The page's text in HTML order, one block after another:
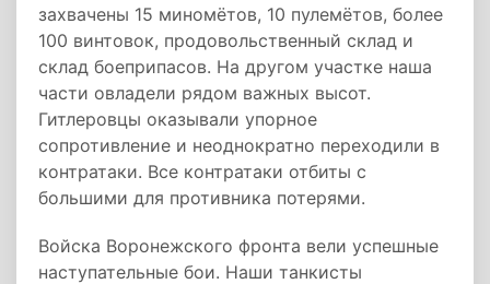
захвачены 15 миномётов, 10 пулемётов, более
100 винтовок, продовольственный склад и
склад боеприпасов. На другом участке наша
части овладели рядом важных высот.
Гитлеровцы оказывали упорное
сопротивление и неоднократно переходили в
контратаки. Все контратаки отбиты с
большими для противника потерями.
Войска Воронежского фронта вели успешные
наступательные бои. Наши танкисты